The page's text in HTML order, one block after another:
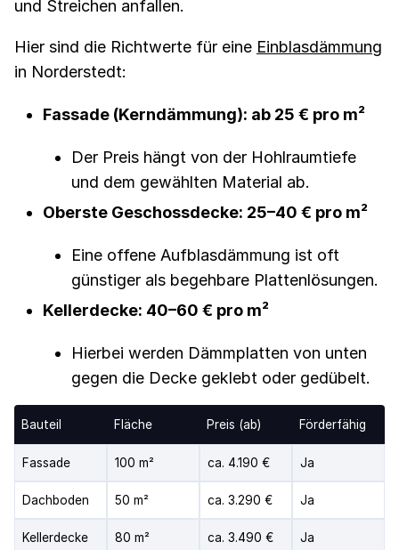
und Streichen anfallen.
Hier sind die Richtwerte für eine Einblasdämmung
in Norderstedt:
Fassade (Kerndämmung): ab 25 € pro m²
Der Preis hängt von der Hohlraumtiefe
und dem gewählten Material ab.
Oberste Geschossdecke: 25–40 € pro m²
Eine offene Aufblasdämmung ist oft
günstiger als begehbare Plattenlösungen.
Kellerdecke: 40–60 € pro m²
Hierbei werden Dämmplatten von unten
gegen die Decke geklebt oder gedübelt.
Bauteil Fläche Preis (ab) Förderfähig
Fassade 100 m² ca. 4.190 € Ja
Dachboden 50 m² ca. 3.290 € Ja
Kellerdecke 80 m² ca. 3.490 € Ja